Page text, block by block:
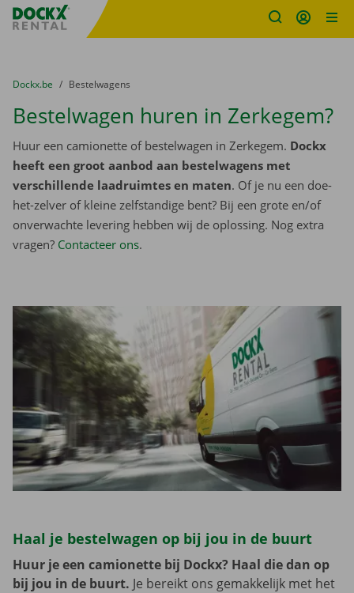
Fratello DEMO
U bevindt zich hier:
van
Dockx.be naar
Bestelwagens
Bestelwagen huren in Zerkegem?
Huur een camionette of bestelwagen in Zerkegem. Dockx
heeft een groot aanbod aan bestelwagens met
verschillende laadruimtes en maten. Of je nu een doe-
het-zelver of kleine zelfstandige bent? Bij een grote en/of
onverwachte levering hebben wij de oplossing. Nog extra
vragen? Contacteer ons.
Haal je bestelwagen op bij jou in de buurt
Huur je een camionette bij Dockx? Haal die dan op
bij jou in de buurt. Je bereikt ons gemakkelijk met het